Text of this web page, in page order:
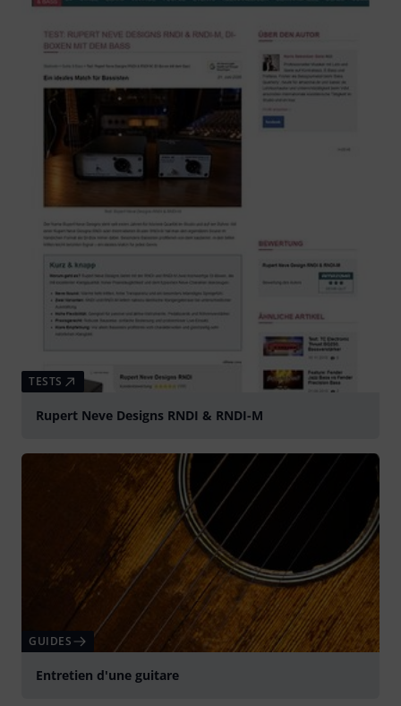
TESTS
Rupert Neve Designs RNDI & RNDI-M
GUIDES
Entretien d'une guitare